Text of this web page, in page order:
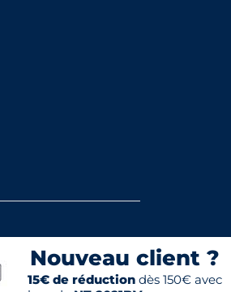
Nouveau client ?
15€ de réductiondès 150€ avec